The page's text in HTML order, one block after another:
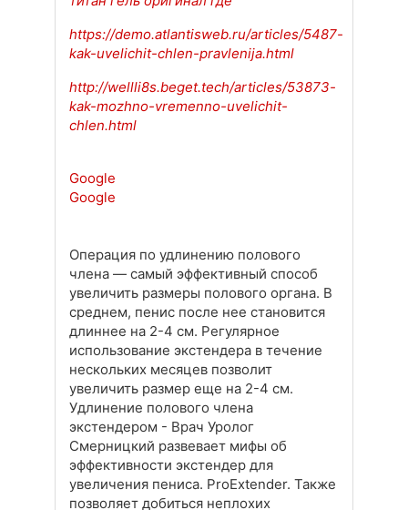
https://demo.atlantisweb.ru/articles/5487-
kak-uvelichit-chlen-pravlenija.html
http://wellli8s.beget.tech/articles/53873-
kak-mozhno-vremenno-uvelichit-
chlen.html
Google
Google
Операция по удлинению полового
члена — самый эффективный способ
увеличить размеры полового органа. В
среднем, пенис после нее становится
длиннее на 2-4 см. Регулярное
использование экстендера в течение
нескольких месяцев позволит
увеличить размер еще на 2-4 см.
Удлинение полового члена
экстендером - Врач Уролог
Смерницкий развевает мифы об
эффективности экстендер для
увеличения пениса. ProExtender. Также
позволяет добиться неплохих